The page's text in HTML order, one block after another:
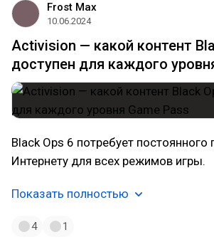
Frost Max
10.06.2024
Activision — какой контент
доступен для каждого
Black Ops 6 потребует
Интернету для всех режимов игры.
Показать полностью
4 1